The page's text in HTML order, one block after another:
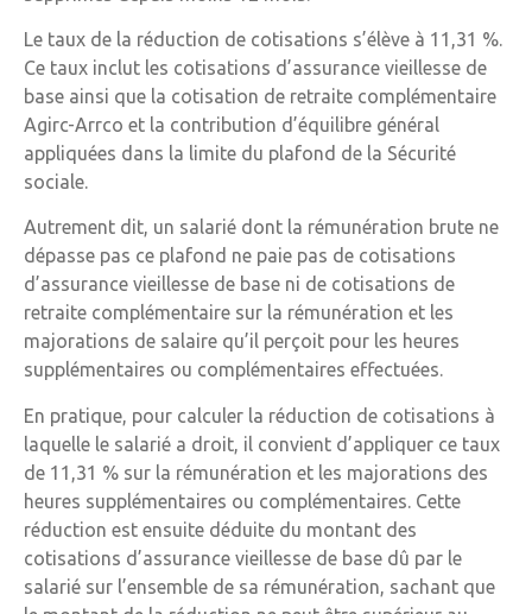
Le taux de la réduction de cotisations s’élève à 11,31 %.
Ce taux inclut les cotisations d’assurance vieillesse de
base ainsi que la cotisation de retraite complémentaire
Agirc-Arrco et la contribution d’équilibre général
appliquées dans la limite du plafond de la Sécurité
sociale.
Autrement dit, un salarié dont la rémunération brute ne
dépasse pas ce plafond ne paie pas de cotisations
d’assurance vieillesse de base ni de cotisations de
retraite complémentaire sur la rémunération et les
majorations de salaire qu’il perçoit pour les heures
supplémentaires ou complémentaires effectuées.
En pratique, pour calculer la réduction de cotisations à
laquelle le salarié a droit, il convient d’appliquer ce taux
de 11,31 % sur la rémunération et les majorations des
heures supplémentaires ou complémentaires. Cette
réduction est ensuite déduite du montant des
cotisations d’assurance vieillesse de base dû par le
salarié sur l’ensemble de sa rémunération, sachant que